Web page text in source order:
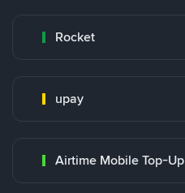
Rocket
upay
Airtime Mobile Top-Up